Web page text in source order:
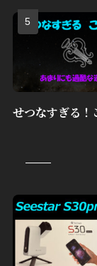
せつなすぎる！